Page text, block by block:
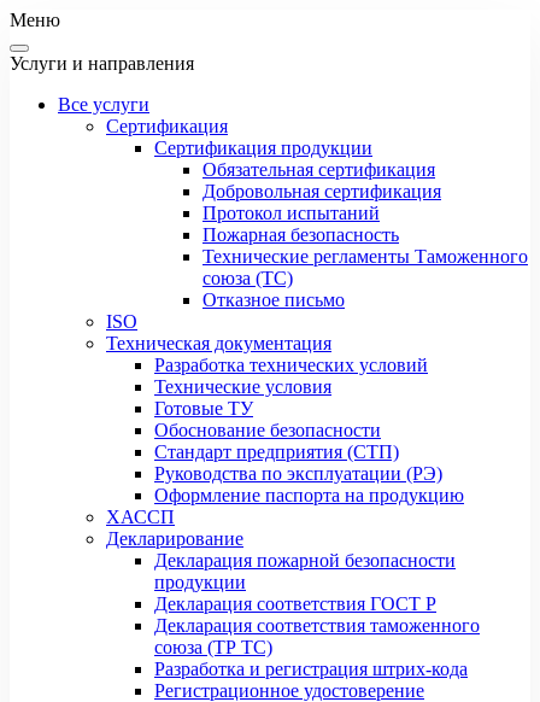
Меню
Услуги и направления
Все услуги
Сертификация
Сертификация продукции
Обязательная сертификация
Добровольная сертификация
Протокол испытаний
Пожарная безопасность
Технические регламенты Таможенного
союза (ТС)
Отказное письмо
ISO
Техническая документация
Разработка технических условий
Технические условия
Готовые ТУ
Обоснование безопасности
Стандарт предприятия (СТП)
Руководства по эксплуатации (РЭ)
Оформление паспорта на продукцию
ХАССП
Декларирование
Декларация пожарной безопасности
продукции
Декларация соответствия ГОСТ Р
Декларация соответствия таможенного
союза (ТР ТС)
Разработка и регистрация штрих-кода
Регистрационное удостоверение